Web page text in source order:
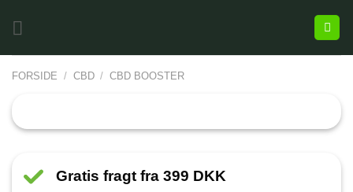
FORSIDE / CBD / CBD BOOSTER
Gratis fragt fra 399 DKK